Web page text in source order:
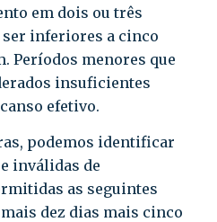
em dois ou três
inferiores a cinco
Períodos menores que
insuficientes
efetivo.
podemos identificar
inválidas de
as seguintes
dez dias mais cinco